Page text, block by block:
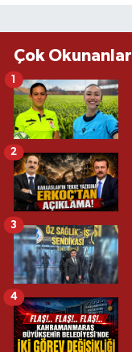
Çok Okunanlar
1
2
3
4